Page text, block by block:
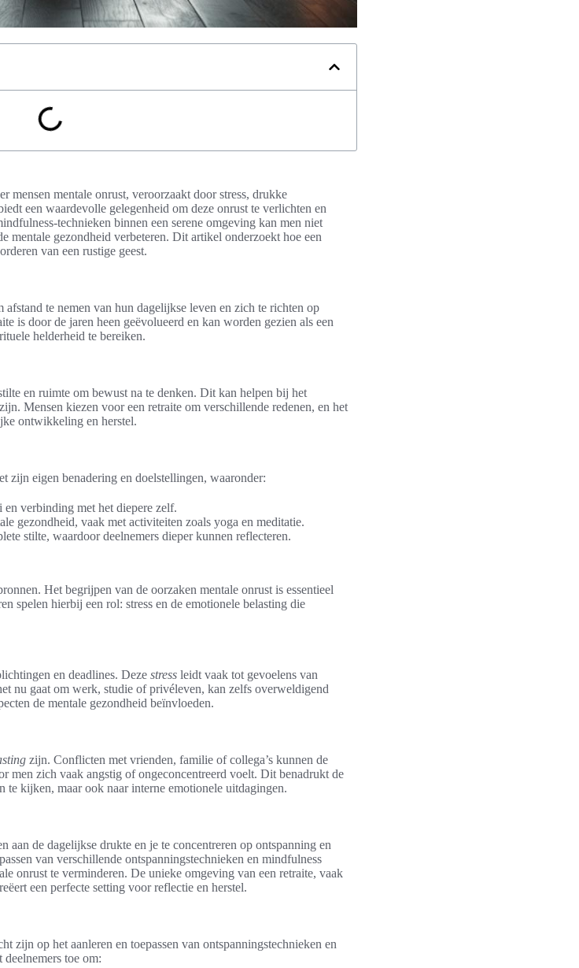
mensen mentale onrust, veroorzaakt door stress, drukke
een waardevolle gelegenheid om deze onrust te verlichten en
technieken binnen een serene omgeving kan men niet
mentale gezondheid verbeteren. Dit artikel onderzoekt hoe een
van een rustige geest.
te nemen van hun dagelijkse leven en zich te richten op
is door de jaren heen geëvolueerd en kan worden gezien als een
helderheid te bereiken.
en ruimte om bewust na te denken. Dit kan helpen bij het
Mensen kiezen voor een retraite om verschillende redenen, en het
ontwikkeling en herstel.
zijn eigen benadering en doelstellingen, waaronder:
verbinding met het diepere zelf.
gezondheid, vaak met activiteiten zoals yoga en meditatie.
stilte, waardoor deelnemers dieper kunnen reflecteren.
Het begrijpen van de oorzaken mentale onrust is essentieel
spelen hierbij een rol: stress en de emotionele belasting die
en deadlines. Deze stress leidt vaak tot gevoelens van
nu gaat om werk, studie of privéleven, kan zelfs overweldigend
de mentale gezondheid beïnvloeden.
zijn. Conflicten met vrienden, familie of collega’s kunnen de
men zich vaak angstig of ongeconcentreerd voelt. Dit benadrukt de
te kijken, maar ook naar interne emotionele uitdagingen.
aan de dagelijkse drukte en je te concentreren op ontspanning en
van verschillende ontspanningstechnieken en mindfulness
onrust te verminderen. De unieke omgeving van een retraite, vaak
een perfecte setting voor reflectie en herstel.
zijn op het aanleren en toepassen van ontspanningstechnieken en
deelnemers toe om: